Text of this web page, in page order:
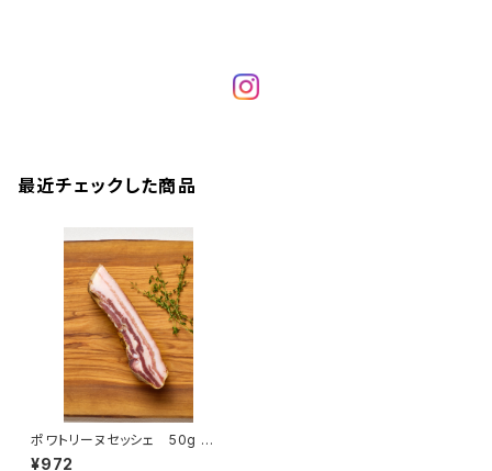
最近チェックした商品
ポワトリーヌセッシェ 50g ＜
メゾン・ラボリー＞(フランス・オ
¥972